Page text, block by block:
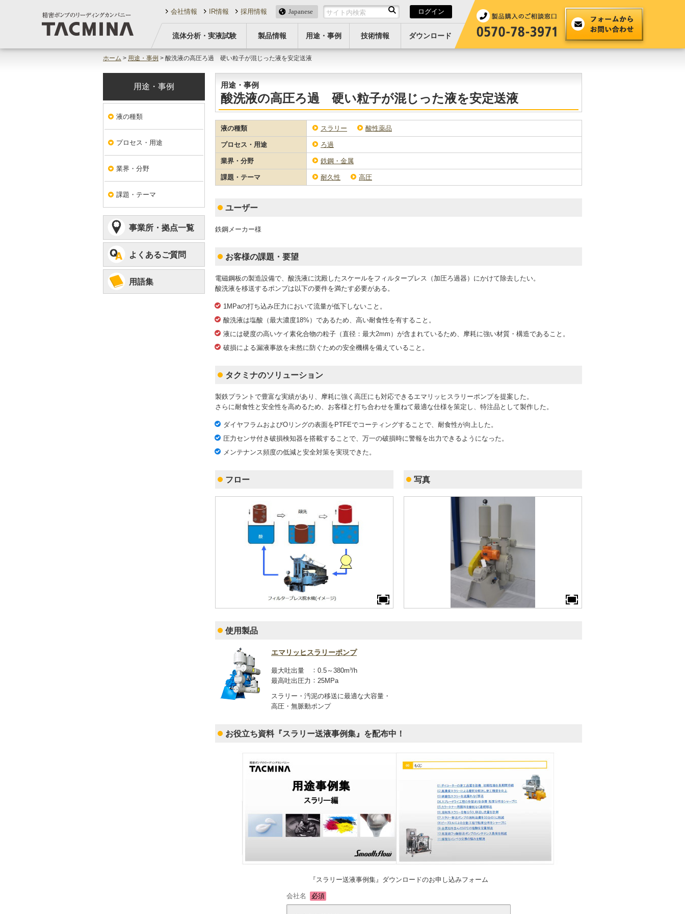
会社情報 IR情報 採用情報 Japanese ログイン
流体分析・実液試験 製品情報 用途・事例 技術情報 ダウンロード
ホーム > 用途・事例 > 酸洗液の高圧ろ過 硬い粒子が混じった液を安定送液
用途・事例
酸洗液の高圧ろ過 硬い粒子が混じった液を安定送液
液の種類 スラリー 酸性薬品
プロセス・用途 ろ過
業界・分野 鉄鋼・金属
課題・テーマ 耐久性 高圧
ユーザー
鉄鋼メーカー様
お客様の課題・要望
電磁鋼板の製造設備で、酸洗液に沈殿したスケールをフィルタープレス（加圧ろ過器）にかけて除去したい。
酸洗液を移送するポンプは以下の要件を満たす必要がある。
1MPaの打ち込み圧力において流量が低下しないこと。
酸洗液は塩酸（最大濃度18%）であるため、高い耐食性を有すること。
液には硬度の高いケイ素化合物の粒子（直径：最大2mm）が含まれているため、摩耗に強い材質・構造であること。
破損による漏液事故を未然に防ぐための安全機構を備えていること。
タクミナのソリューション
製鉄プラントで豊富な実績があり、摩耗に強く高圧にも対応できるエマリッヒスラリーポンプを提案した。
さらに耐食性と安全性を高めるため、お客様と打ち合わせを重ねて最適な仕様を策定し、特注品として製作した。
ダイヤフラムおよびOリングの表面をPTFEでコーティングすることで、耐食性が向上した。
圧力センサ付き破損検知器を搭載することで、万一の破損時に警報を出力できるようになった。
メンテナンス頻度の低減と安全対策を実現できた。
フロー 写真
使用製品
エマリッヒスラリーポンプ
最大吐出量
0.5～380m³/h
最高吐出圧力
25MPa
スラリー・汚泥の移送に最適な大容量・
高圧・無脈動ポンプ
お役立ち資料『スラリー送液事例集』を配布中！
『スラリー送液事例集』ダウンロードのお申し込みフォーム
会社名 必須
用途・事例
液の種類
プロセス・用途
業界・分野
課題・テーマ
事業所・拠点一覧
よくあるご質問
用語集